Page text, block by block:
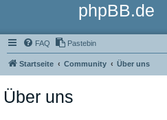
phpBB.de
FAQ Pastebin
Startseite Community Über uns
Über uns